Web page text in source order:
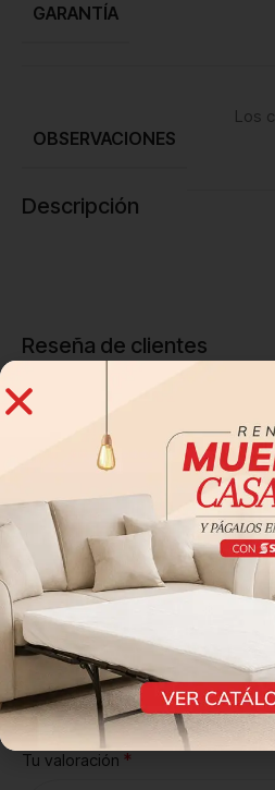
GARANTÍA
OBSERVACIONES
Los
Descripción
Reseña de clientes
0
0
Sé el primero en valorar
Tu dirección de correo
campos obligatorios están
Tu puntuación*
Tu valoración *